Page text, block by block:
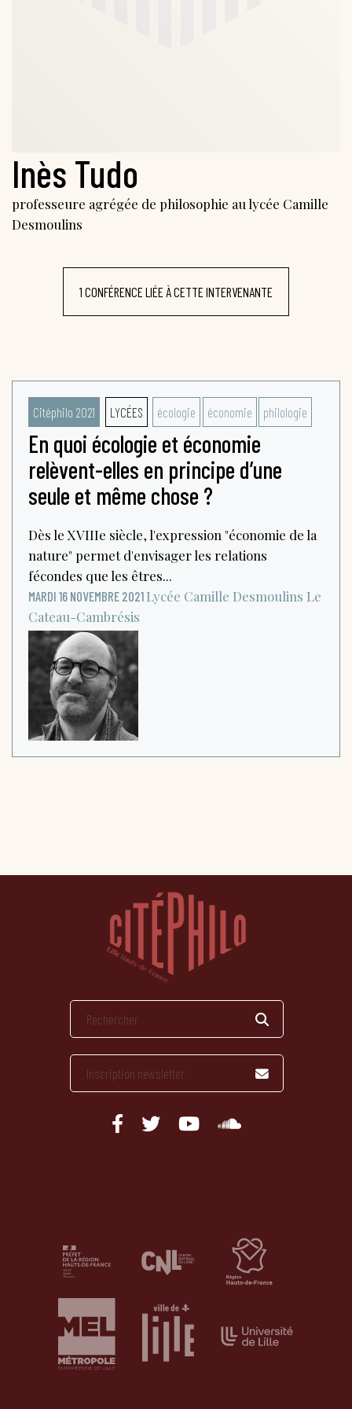
Inès Tudo
professeure agrégée de philosophie au lycée Camille
Desmoulins
1 CONFÉRENCE LIÉE À CETTE INTERVENANTE
Citéphilo 2021 LYCÉES écologie économie philologie
En quoi écologie et économie
relèvent-elles en principe d’une
seule et même chose ?
Dès le XVIIIe siècle, l'expression "économie de la
nature" permet d'envisager les relations
fécondes que les êtres...
MARDI 16 NOVEMBRE 2021 Lycée Camille Desmoulins Le
Cateau-Cambrésis